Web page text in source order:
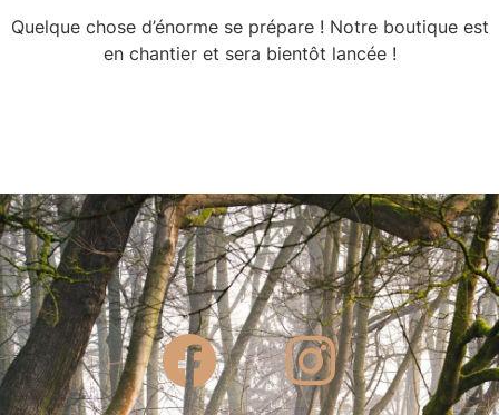
Quelque chose d’énorme se prépare ! Notre boutique est
en chantier et sera bientôt lancée !